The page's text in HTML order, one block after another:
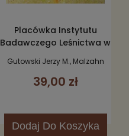
Placówka Instytutu
Badawczego Leśnictwa w
Gutowski Jerzy M., Malzahn
39,00 zł
Dodaj Do Koszyka